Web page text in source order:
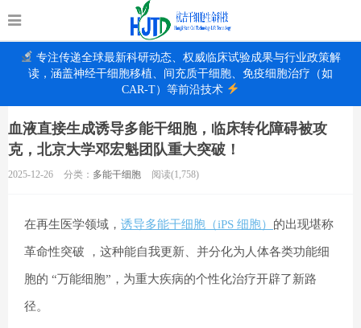
专注传递全球最新科研动态、权威临床试验成果与行业政策解
读，涵盖神经干细胞移植、间充质干细胞、免疫细胞治疗（如
CAR-T）等前沿技术
血液直接生成诱导多能干细胞，临床转化障碍被攻
克，北京大学邓宏魁团队重大突破！
2025-12-26 分类： 多能干细胞 阅读(1,758)
在再生医学领域， 诱导多能干细胞（iPS 细胞） 的出现堪称
革命性突破 ，这种能自我更新、并分化为人体各类功能细
胞的 “万能细胞”，为重大疾病的个性化治疗开辟了新路
径。